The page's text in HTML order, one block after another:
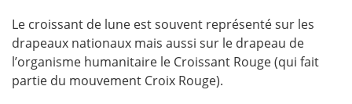
Le croissant de lune est souvent représenté sur les
drapeaux nationaux mais aussi sur le drapeau de
l’organisme humanitaire le Croissant Rouge (qui fait
partie du mouvement Croix Rouge).